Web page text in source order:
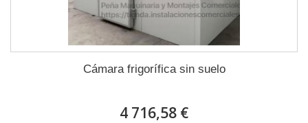
Cámara frigorífica sin suelo
4 716,58 €